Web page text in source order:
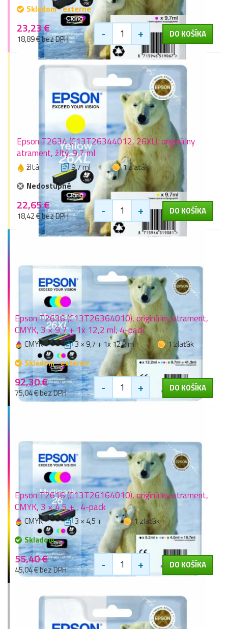
Skladom - externe
23,23 €
18,89 € bez DPH - + DO KOŠÍKA
Epson T2634 (C13T26344012, 26XL), originálny
atrament, žltý, 9,7 ml
žltá 9,7 ml
1 zlaťák
Nedostupné
22,65 €
18,42 € bez DPH - + DO KOŠÍKA
Epson T2636 (C13T26364010), originálny atrament,
CMYK, 3 × 9,7 + 1x 12,2 ml, 4-pack
CMYK 3 × 9,7 + 1x 12,2 ml
1 zlaťák
Skladom - externe
92,30 €
75,04 € bez DPH - + DO KOŠÍKA
Epson T2616 (C13T26164010), originálny atrament,
CMYK, 3 × 4,5 + , 4-pack
CMYK 3 × 4,5 +
1 zlaťák
Skladom
55,40 €
45,04 € bez DPH - + DO KOŠÍKA